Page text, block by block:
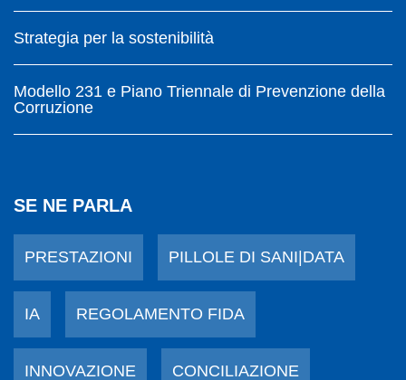
Strategia per la sostenibilità
Modello 231 e Piano Triennale di Prevenzione della
Corruzione
SE NE PARLA
PRESTAZIONI PILLOLE DI SANI|DATA
IA REGOLAMENTO FIDA
INNOVAZIONE CONCILIAZIONE